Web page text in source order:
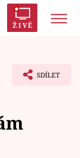
ŽIVĚ
SDÍLET